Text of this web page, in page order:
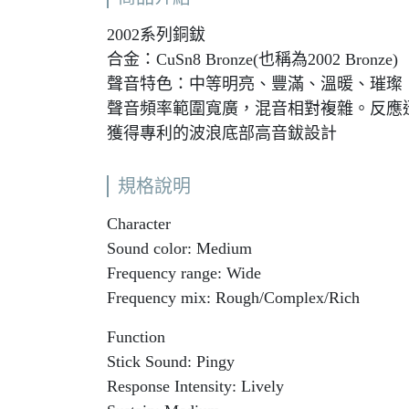
2002系列銅鈸
合金：CuSn8 Bronze(也稱為2002 Bronze)
聲音特色：中等明亮、豐滿、溫暖、璀璨
聲音頻率範圍寬廣，混音相對複雜。反應
獲得專利的波浪底部高音鈸設計
規格說明
Character
Sound color: Medium
Frequency range: Wide
Frequency mix: Rough/Complex/Rich
Function
Stick Sound: Pingy
Response Intensity: Lively